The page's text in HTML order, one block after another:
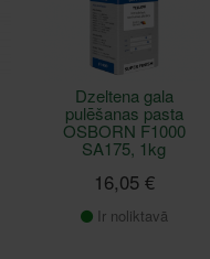
Dzeltena gala
pulēšanas pasta
OSBORN F1000
SA175, 1kg
16,05 €
Ir noliktavā